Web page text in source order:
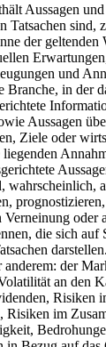
Aussagen
Tatsachen sind,
der geltenden
und
in der
Aussagen
Ziele oder
wahrscheinlich,
oder
die sich auf
anderem: der
an den
Risiken
Risiken im